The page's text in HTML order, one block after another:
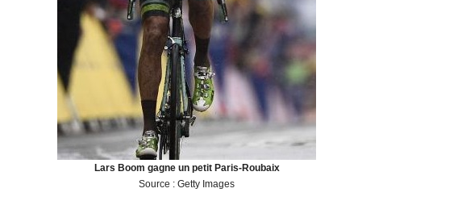
Lars Boom gagne un petit Paris-Roubaix
Source : Getty Images